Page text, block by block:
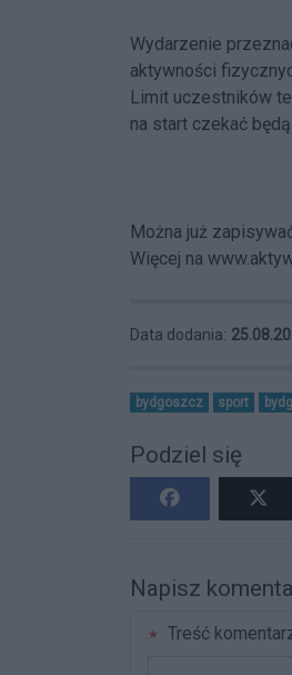
Wydarzenie
aktywności
Limit uczestników
na start czekać
Można już
Więcej na
Data dodania:
bydgoszcz sport
Podziel się
Napisz
Treść